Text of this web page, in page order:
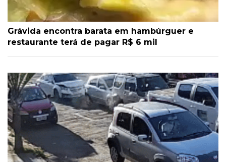
Grávida encontra barata em hambúrguer e
restaurante terá de pagar R$ 6 mil